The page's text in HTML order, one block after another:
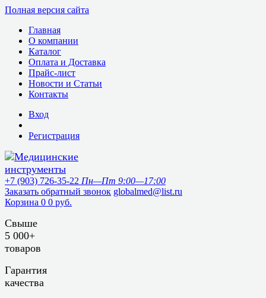
Полная версия сайта
Главная
О компании
Каталог
Оплата и Доставка
Прайс-лист
Новости и Статьи
Контакты
Вход
Регистрация
+7 (903) 726-35-22 Пн—Пт 9:00—17:00
Заказать обратный звонок globalmed@list.ru
Корзина 0 0 руб.
Свыше
5 000+
товаров
Гарантия
качества